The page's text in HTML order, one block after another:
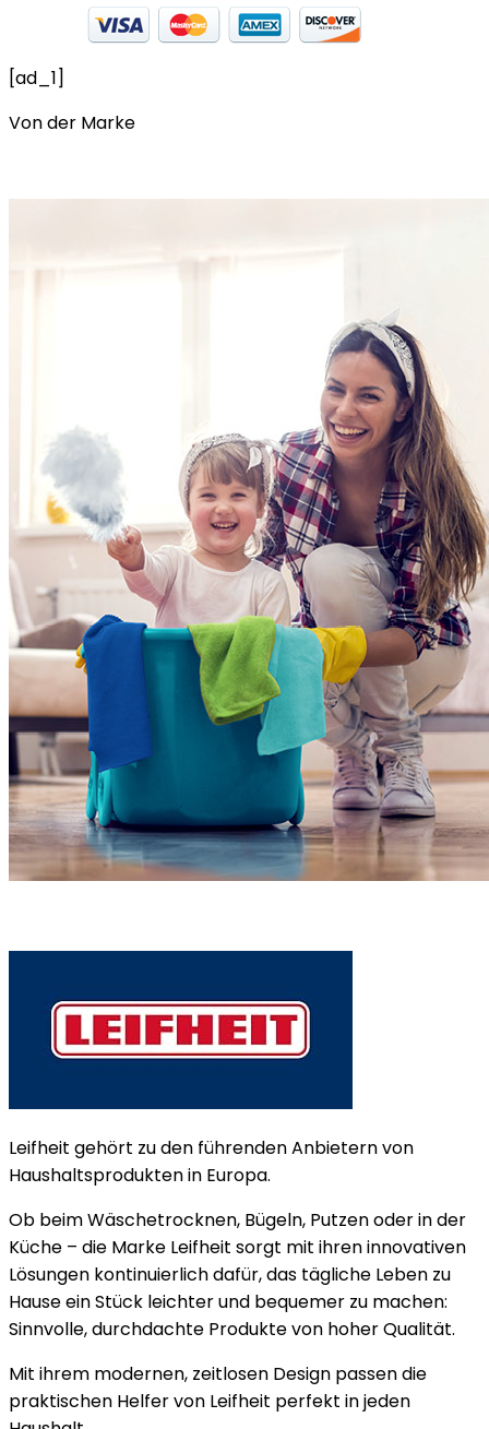
[ad_1]
Von der Marke
Leifheit gehört zu den führenden Anbietern von
Haushaltsprodukten in Europa.
Ob beim Wäschetrocknen, Bügeln, Putzen oder in der
Küche – die Marke Leifheit sorgt mit ihren innovativen
Lösungen kontinuierlich dafür, das tägliche Leben zu
Hause ein Stück leichter und bequemer zu machen:
Sinnvolle, durchdachte Produkte von hoher Qualität.
Mit ihrem modernen, zeitlosen Design passen die
praktischen Helfer von Leifheit perfekt in jeden